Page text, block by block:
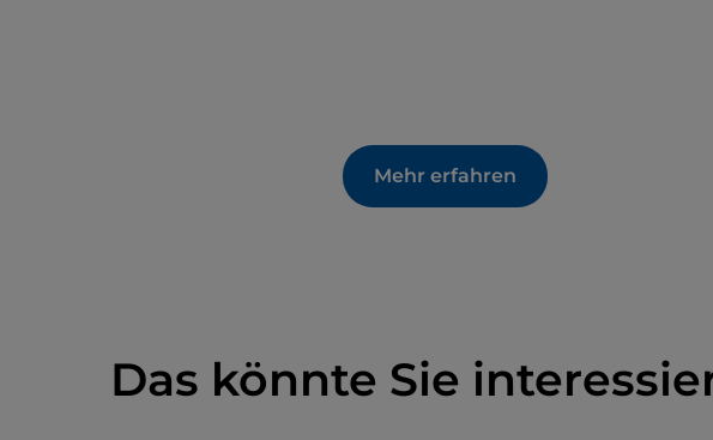
Mehr erfahren
Das könnte Sie